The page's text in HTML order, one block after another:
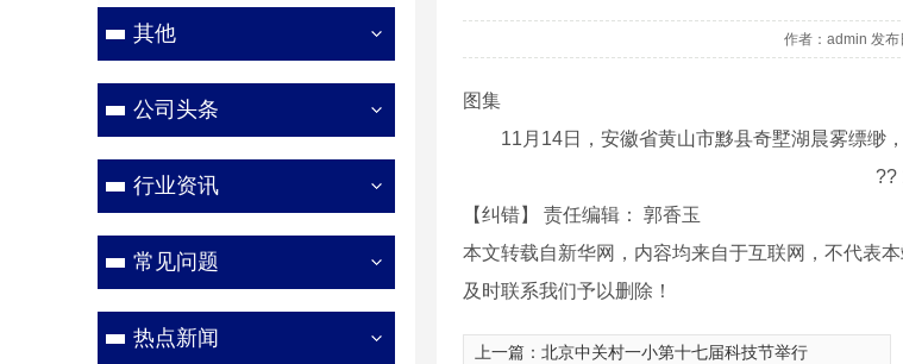
其他
公司头条
行业资讯
常见问题
热点新闻
作者：admin 发
图集
11月14日，安徽省黄山市黟县奇墅湖晨雾缥缈，
??
【纠错】 责任编辑： 郭香玉
本文转载自新华网，内容均来自于互联网，不代表
及时联系我们予以删除！
上一篇： 北京中关村一小第十七届科技节举行